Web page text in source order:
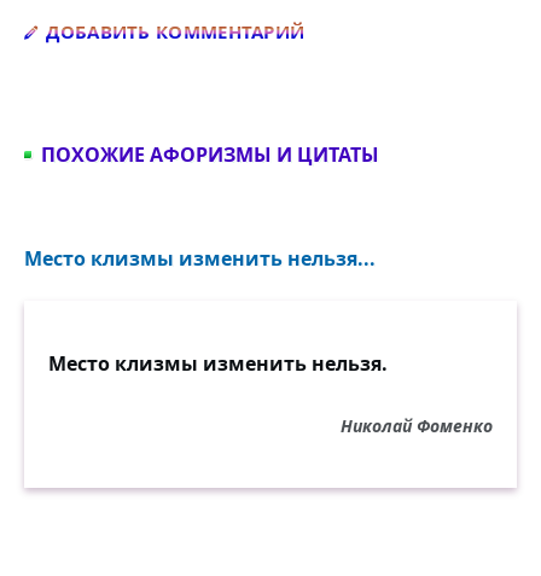
ДОБАВИТЬ КОММЕНТАРИЙ
ПОХОЖИЕ АФОРИЗМЫ И ЦИТАТЫ
Место клизмы изменить нельзя...
Место клизмы изменить нельзя.
Николай Фоменко